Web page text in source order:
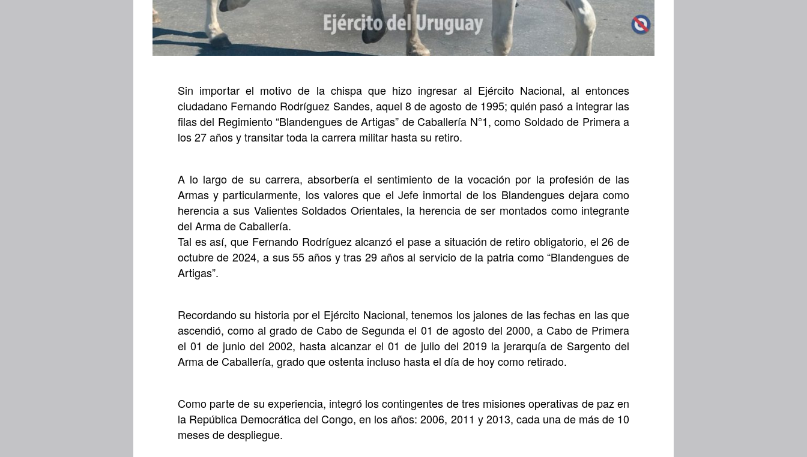
Sin importar el motivo de la chispa que hizo ingresar al Ejército Nacional, al entonces
ciudadano Fernando Rodríguez Sandes, aquel 8 de agosto de 1995; quién pasó a integrar las
filas del Regimiento “Blandengues de Artigas” de Caballería N°1, como Soldado de Primera a
los 27 años y transitar toda la carrera militar hasta su retiro.
A lo largo de su carrera, absorbería el sentimiento de la vocación por la profesión de las
Armas y particularmente, los valores que el Jefe inmortal de los Blandengues dejara como
herencia a sus Valientes Soldados Orientales, la herencia de ser montados como integrante
del Arma de Caballería.
Tal es así, que Fernando Rodríguez alcanzó el pase a situación de retiro obligatorio, el 26 de
octubre de 2024, a sus 55 años y tras 29 años al servicio de la patria como “Blandengues de
Artigas”.
Recordando su historia por el Ejército Nacional, tenemos los jalones de las fechas en las que
ascendió, como al grado de Cabo de Segunda el 01 de agosto del 2000, a Cabo de Primera
el 01 de junio del 2002, hasta alcanzar el 01 de julio del 2019 la jerarquía de Sargento del
Arma de Caballería, grado que ostenta incluso hasta el día de hoy como retirado.
Como parte de su experiencia, integró los contingentes de tres misiones operativas de paz en
la República Democrática del Congo, en los años: 2006, 2011 y 2013, cada una de más de 10
meses de despliegue.